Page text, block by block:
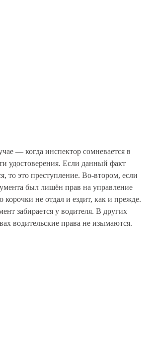
— когда инспектор сомневается в
удостоверения. Если данный факт
то это преступление. Во-втором, если
был лишён прав на управление
корочки не отдал и ездит, как и прежде.
забирается у водителя. В других
водительские права не изымаются.